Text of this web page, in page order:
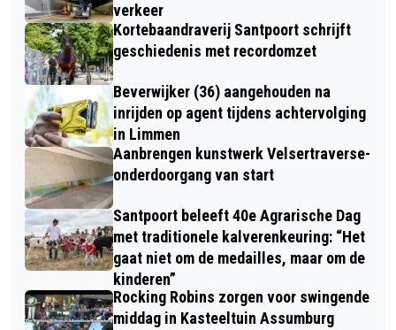
verkeer
Kortebaandraverij Santpoort schrijft
geschiedenis met recordomzet
Beverwijker (36) aangehouden na
inrijden op agent tijdens achtervolging
in Limmen
Aanbrengen kunstwerk Velsertraverse-
onderdoorgang van start
Santpoort beleeft 40e Agrarische Dag
met traditionele kalverenkeuring: “Het
gaat niet om de medailles, maar om de
kinderen”
Rocking Robins zorgen voor swingende
middag in Kasteeltuin Assumburg